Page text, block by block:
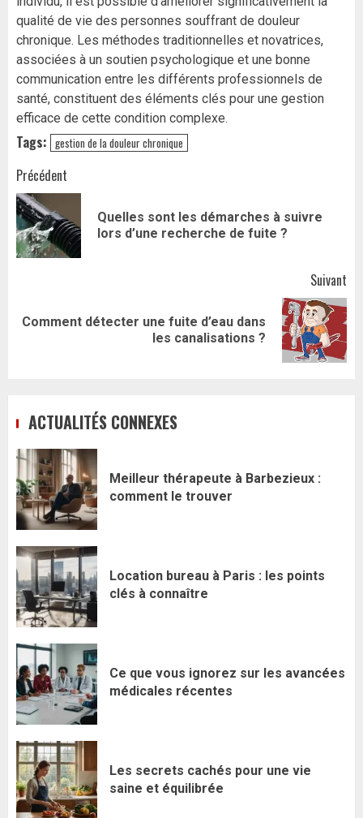
qualité de vie des personnes souffrant de douleur
chronique. Les méthodes traditionnelles et novatrices,
associées à un soutien psychologique et une bonne
communication entre les différents professionnels de
santé, constituent des éléments clés pour une gestion
efficace de cette condition complexe.
Tags: gestion de la douleur chronique
Navigation
d’article
Précédent
Quelles sont les démarches à suivre
lors d’une recherche de fuite ?
Suivant
Article
Comment détecter une fuite d’eau dans
les canalisations ?
ACTUALITÉS CONNEXES
Meilleur thérapeute à Barbezieux :
comment le trouver
Location bureau à Paris : les points
clés à connaître
Ce que vous ignorez sur les avancées
médicales récentes
Les secrets cachés pour une vie
saine et équilibrée